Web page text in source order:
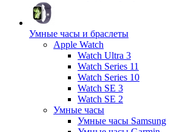
Умные часы и браслеты
Apple Watch
Watch Ultra 3
Watch Series 11
Watch Series 10
Watch SE 3
Watch SE 2
Умные часы
Умные часы Samsung